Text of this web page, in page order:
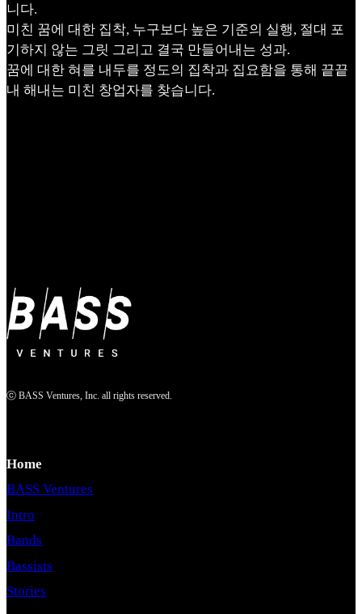
니다.
미친 꿈에 대한 집착, 누구보다 높은 기준의 실행, 절대 포
기하지 않는 그릿 그리고 결국 만들어내는 성과.
꿈에 대한 혀를 내두를 정도의 집착과 집요함을 통해 끝끝
내 해내는 미친 창업자를 찾습니다.
ⓒ BASS Ventures, Inc. all rights reserved.
Home
BASS Ventures
Intro
Bands
Bassists
Stories